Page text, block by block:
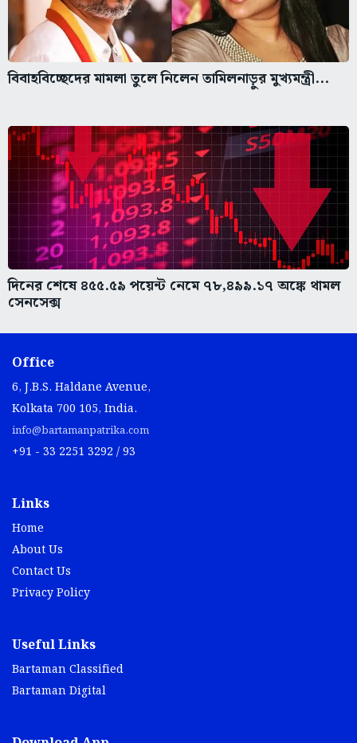
বিবাহবিচ্ছেদের মামলা তুলে নিলেন তামিলনাড়ুর মুখ্যমন্ত্রী...
দিনের শেষে ৪৫৫.৫৯ পয়েন্ট নেমে ৭৮,৪৯৯.১৭ অঙ্কে থামল
সেনসেক্স
Office
6, J.B.S. Haldane Avenue,
Kolkata 700 105, India.
info@bartamanpatrika.com
+91 - 33 2251 3292 / 93
Links
Home
About Us
Contact Us
Privacy Policy
Useful Links
Bartaman Classified
Bartaman Digital